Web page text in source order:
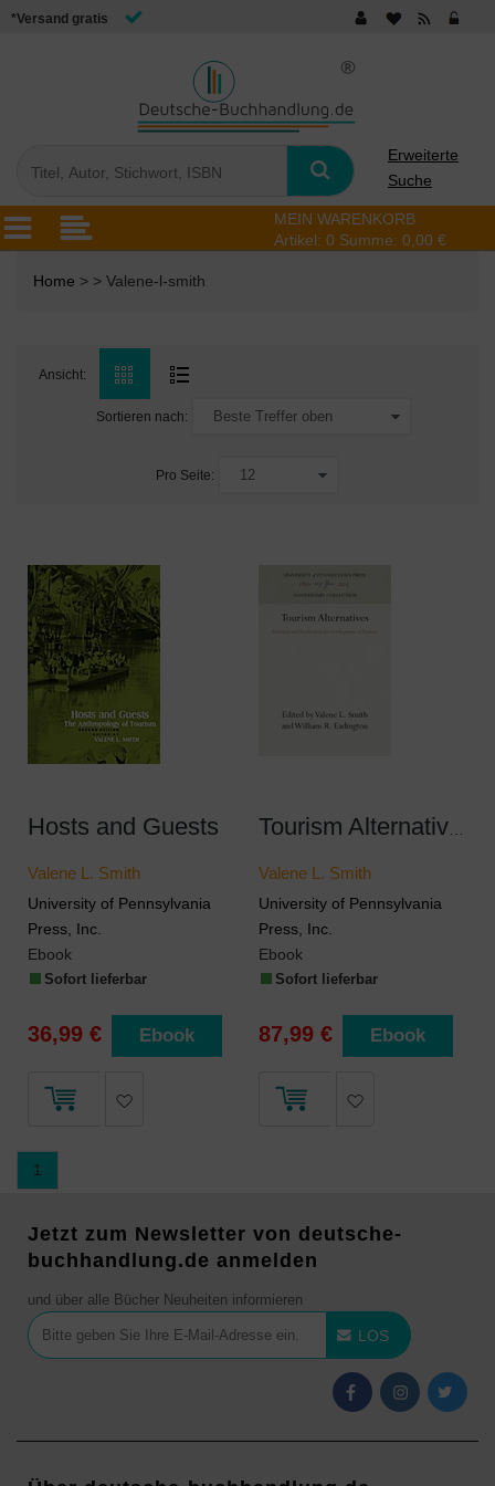
*Versand gratis
Erweiterte
Suche
MEIN WARENKORB
Artikel: 0 Summe: 0,00 €
Home > > Valene-l-smith
Ansicht:
Sortieren nach:
Pro Seite:
Hosts and Guests
Valene L. Smith
University of Pennsylvania
Press, Inc.
Ebook
Sofort lieferbar
36,99 € Ebook
Tourism Alternatives
Valene L. Smith
University of Pennsylvania
Press, Inc.
Ebook
Sofort lieferbar
87,99 € Ebook
1
Jetzt zum Newsletter von deutsche-
buchhandlung.de anmelden
und über alle Bücher Neuheiten informieren
LOS